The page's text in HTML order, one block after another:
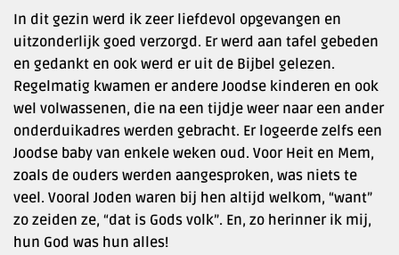
In dit gezin werd ik zeer liefdevol opgevangen en
uitzonderlijk goed verzorgd. Er werd aan tafel gebeden
en gedankt en ook werd er uit de Bijbel gelezen.
Regelmatig kwamen er andere Joodse kinderen en ook
wel volwassenen, die na een tijdje weer naar een ander
onderduikadres werden gebracht. Er logeerde zelfs een
Joodse baby van enkele weken oud. Voor Heit en Mem,
zoals de ouders werden aangesproken, was niets te
veel. Vooral Joden waren bij hen altijd welkom, “want”
zo zeiden ze, “dat is Gods volk”. En, zo herinner ik mij,
hun God was hun alles!